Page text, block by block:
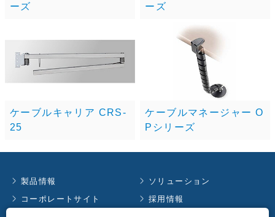
ーズ
ーズ
ケーブルキャリア CRS-
25
ケーブルマネージャー O
Pシリーズ
製品情報
ソリューション
コーポレートサイト
採用情報